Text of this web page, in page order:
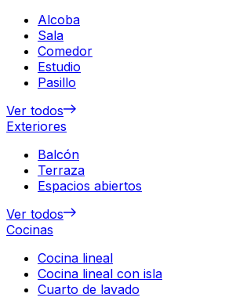
Alcoba
Sala
Comedor
Estudio
Pasillo
Ver todos
Exteriores
Balcón
Terraza
Espacios abiertos
Ver todos
Cocinas
Cocina lineal
Cocina lineal con isla
Cuarto de lavado